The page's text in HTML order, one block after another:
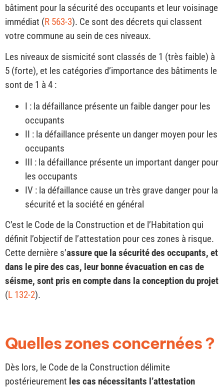
bâtiment pour la sécurité des occupants et leur voisinage
immédiat (R 563-3). Ce sont des décrets qui classent
votre commune au sein de ces niveaux.
Les niveaux de sismicité sont classés de 1 (très faible) à
5 (forte), et les catégories d’importance des bâtiments le
sont de 1 à 4 :
I : la défaillance présente un faible danger pour les
occupants
II : la défaillance présente un danger moyen pour les
occupants
III : la défaillance présente un important danger pour
les occupants
IV : la défaillance cause un très grave danger pour la
sécurité et la société en général
C’est le Code de la Construction et de l’Habitation qui
définit l’objectif de l’attestation pour ces zones à risque.
Cette dernière s’assure que la sécurité des occupants, et
dans le pire des cas, leur bonne évacuation en cas de
séisme, sont pris en compte dans la conception du projet
(L 132-2).
Quelles zones concernées ?
Dès lors, le Code de la Construction délimite
postérieurement les cas nécessitants l’attestation